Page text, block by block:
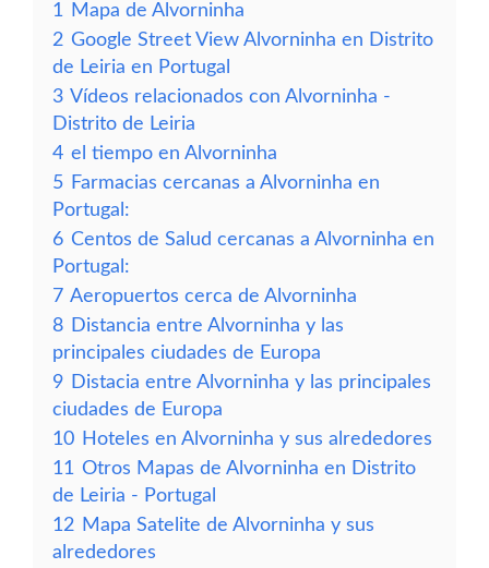
1
Mapa de Alvorninha
2 Google Street View Alvorninha en Distrito
de Leiria en Portugal
3 Vídeos relacionados con Alvorninha -
Distrito de Leiria
4 el tiempo en Alvorninha
5 Farmacias cercanas a Alvorninha en
Portugal:
6 Centos de Salud cercanas a Alvorninha en
Portugal:
7 Aeropuertos cerca de Alvorninha
8 Distancia entre Alvorninha y las
principales ciudades de Europa
9 Distacia entre Alvorninha y las principales
ciudades de Europa
10 Hoteles en Alvorninha y sus alrededores
11 Otros Mapas de Alvorninha en Distrito
de Leiria - Portugal
12 Mapa Satelite de Alvorninha y sus
alrededores